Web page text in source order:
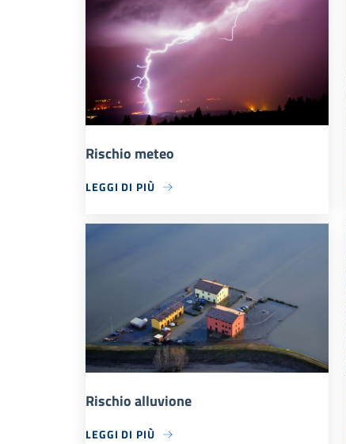
Rischio meteo
LEGGI DI PIÙ
Rischio alluvione
LEGGI DI PIÙ